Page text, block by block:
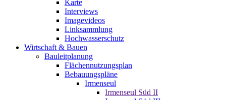
Karte
Interviews
Imagevideos
Linksammlung
Hochwasserschutz
Wirtschaft & Bauen
Bauleitplanung
Flächennutzungsplan
Bebauungspläne
Irmenseul
Irmenseul Süd II